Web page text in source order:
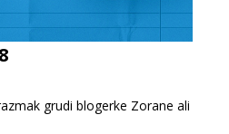
grudi blogerke Zorane ali